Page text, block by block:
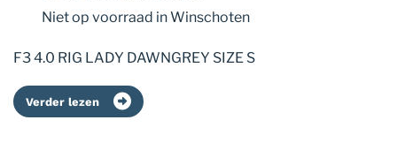
Niet op voorraad in Winschoten
F3 4.0 RIG LADY DAWNGREY SIZE S
Verder lezen